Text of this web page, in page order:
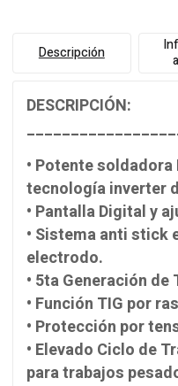
Descripción
DESCRIPCIÓN:
• Potente
tecnología inverter
• Pantalla Digital y
• Sistema anti stick
electrodo.
• 5ta Generación
• Función TIG por
• Protección por
• Elevado Ciclo de
para trabajos